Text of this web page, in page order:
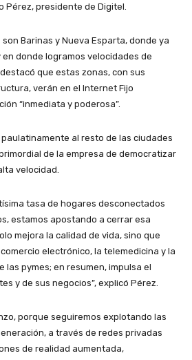
Pérez, presidente de Digitel.
Barinas y Nueva Esparta, donde ya
donde logramos velocidades de
que estas zonas, con sus
verán en el Internet Fijo
“inmediata y poderosa”.
al resto de las ciudades
de la empresa de democratizar
velocidad.
tasa de hogares desconectados
estamos apostando a cerrar esa
mejora la calidad de vida, sino que
electrónico, la telemedicina y la
pymes; en resumen, impulsa el
y de sus negocios”, explicó Pérez.
porque seguiremos explotando las
a través de redes privadas
de realidad aumentada,